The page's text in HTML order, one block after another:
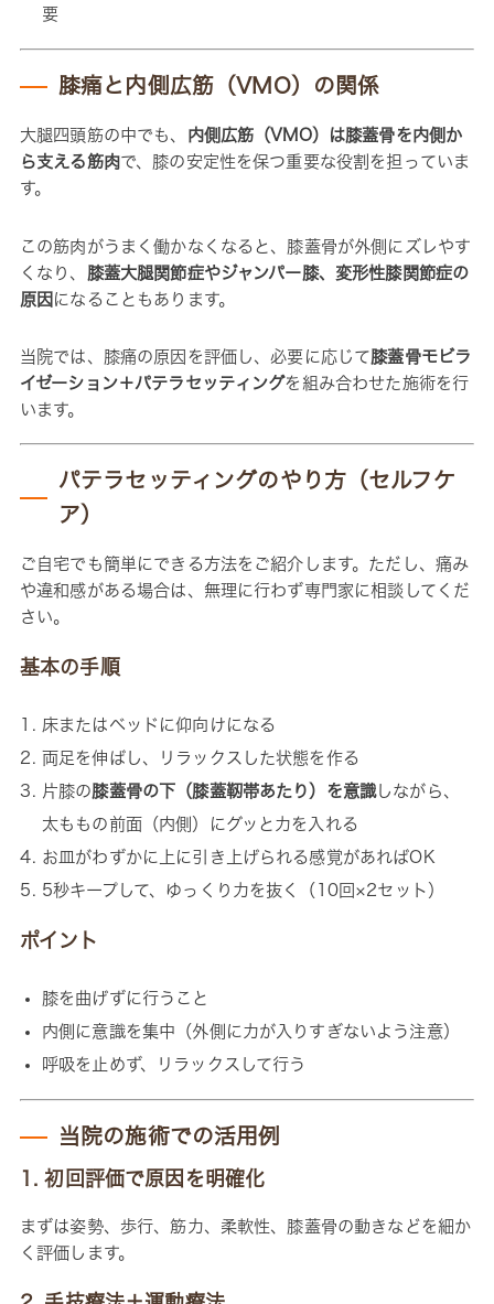
要
膝痛と内側広筋（VMO）の関係
大腿四頭筋の中でも、
内側広筋（VMO）は膝蓋骨を内側か
ら支える筋肉で、膝の安定性を保つ重要な役割を担っていま
す。
この筋肉がうまく働かなくなると、膝蓋骨が外側にズレやす
くなり、 膝蓋大腿関節症やジャンパー膝、変形性膝関節症の
原因 になることもあります。
当院では、膝痛の原因を評価し、必要に応じて膝蓋骨モビラ
イゼーション＋パテラセッティングを組み合わせた施術を行
います。
パテラセッティングのやり方（セルフケ
ア）
ご自宅でも簡単にできる方法をご紹介します。ただし、痛み
や違和感がある場合は、無理に行わず専門家に相談してくだ
さい。
基本の手順
床またはベッドに仰向けになる
両足を伸ばし、リラックスした状態を作る
片膝の膝蓋骨の下（膝蓋靭帯あたり）を意識しながら、
太ももの前面（内側）にグッと力を入れる
お皿がわずかに上に引き上げられる感覚があればOK
5秒キープして、ゆっくり力を抜く（10回×2セット）
ポイント
膝を曲げずに行うこと
内側に意識を集中（外側に力が入りすぎないよう注意）
呼吸を止めず、リラックスして行う
当院の施術での活用例
1. 初回評価で原因を明確化
まずは姿勢、歩行、筋力、柔軟性、膝蓋骨の動きなどを細か
く評価します。